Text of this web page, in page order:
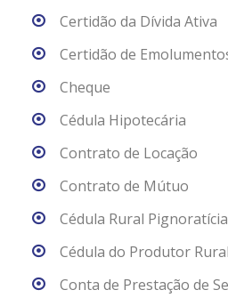
Certidão da Dívida Ativa
Certidão de
Cheque
Cédula Hipotecária
Contrato de Locação
Contrato de Mútuo
Cédula Rural
Cédula do Produtor Rural
Conta de Prestação de